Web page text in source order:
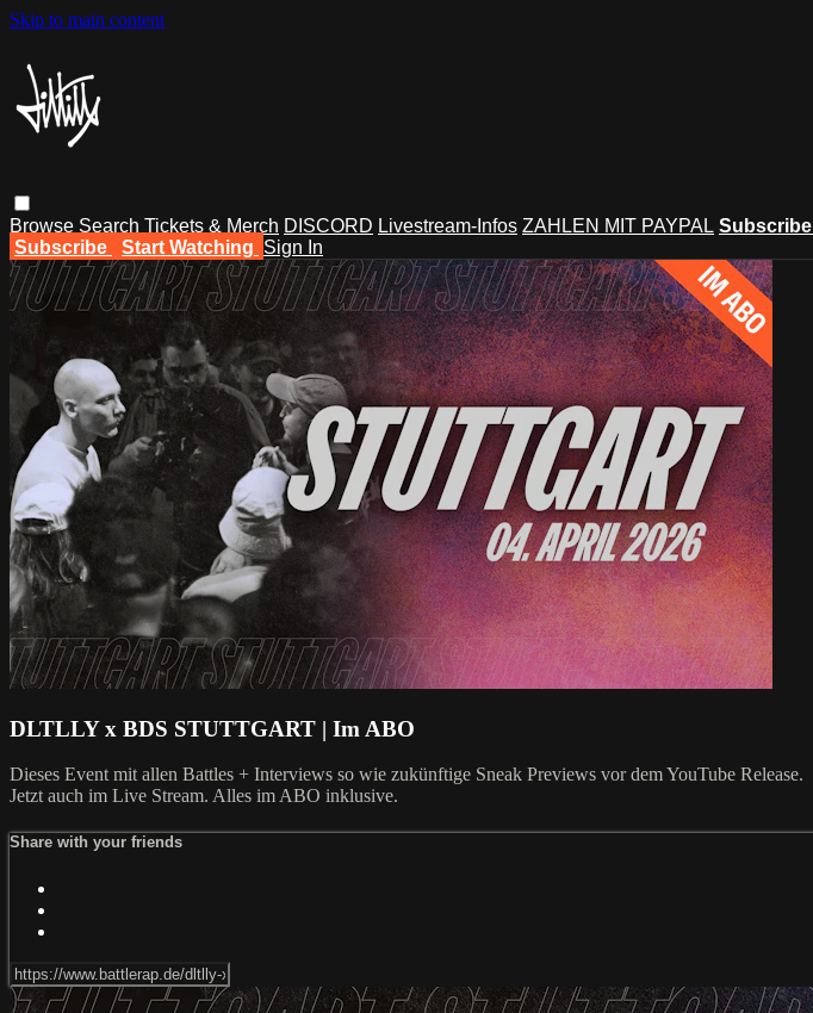
Skip to main content
Browse Search Tickets & Merch DISCORD Livestream-Infos ZAHLEN MIT PAYPAL Subscribe
Subscribe
Start Watching Sign In
DLTLLY x BDS STUTTGART | Im ABO
Dieses Event mit allen Battles + Interviews so wie zukünftige Sneak Previews vor dem YouTube Release.
Jetzt auch im Live Stream. Alles im ABO inklusive.
Share with your friends